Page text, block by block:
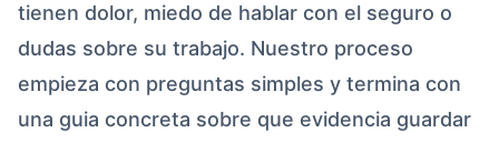
tienen dolor, miedo de hablar con el seguro o
dudas sobre su trabajo. Nuestro proceso
empieza con preguntas simples y termina con
una guia concreta sobre que evidencia guardar